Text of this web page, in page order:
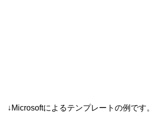
↓Microsoftによるテンプレートの例です。